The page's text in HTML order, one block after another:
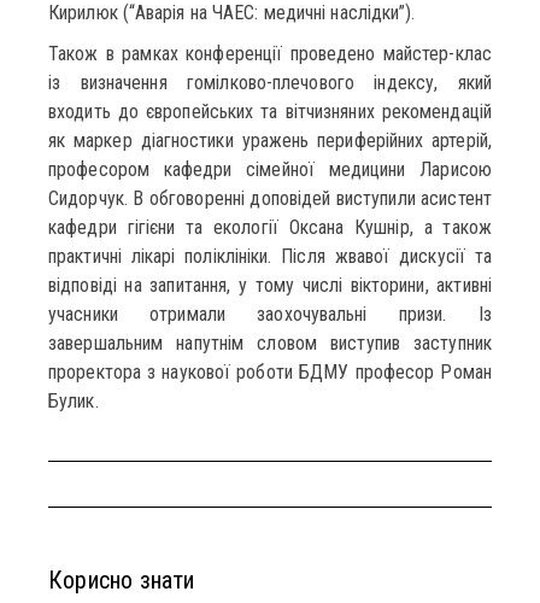
Кирилюк (“Аварія на ЧАЕС: медичні наслідки”).
Також в рамках конференції проведено майстер-клас
із визначення гомілково-плечового індексу, який
входить до європейських та вітчизняних рекомендацій
як маркер діагностики уражень периферійних артерій,
професором кафедри сімейної медицини Ларисою
Сидорчук. В обговоренні доповідей виступили асистент
кафедри гігієни та екології Оксана Кушнір, а також
практичні лікарі поліклініки. Після жвавої дискусії та
відповіді на запитання, у тому числі вікторини, активні
учасники отримали заохочувальні призи. Із
завершальним напутнім словом виступив заступник
проректора з наукової роботи БДМУ професор Роман
Булик.
Корисно знати